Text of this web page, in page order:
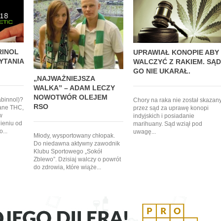
THC,
od
„NAJWAŻNIEJSZA
WALKA” – ADAM LECZY
NOWOTWÓR OLEJEM
RSO
Młody, wysportowany chłopak.
Do niedawna aktywny zawodnik
Klubu Sportowego „Sokół
Zblewo”. Dzisiaj walczy o powrót
do zdrowia, które wiąże...
UPRAWIAŁ KONOPIE ABY
WALCZYĆ Z RAKIEM. SĄD
GO NIE UKARAŁ.
Chory na raka nie został
przez sąd za uprawę konopi
indyjskich i posiadanie
marihuany. Sąd wziął pod
uwagę...